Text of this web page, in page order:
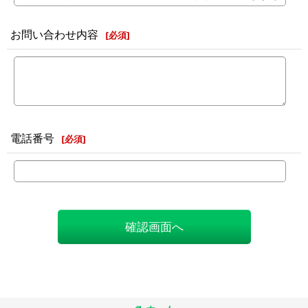
お問い合わせ内容 [必須]
電話番号 [必須]
確認画面へ